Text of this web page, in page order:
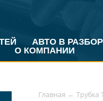
АВТО В РАЗБОР
О КОМПАНИИ
Главная ← Трубка